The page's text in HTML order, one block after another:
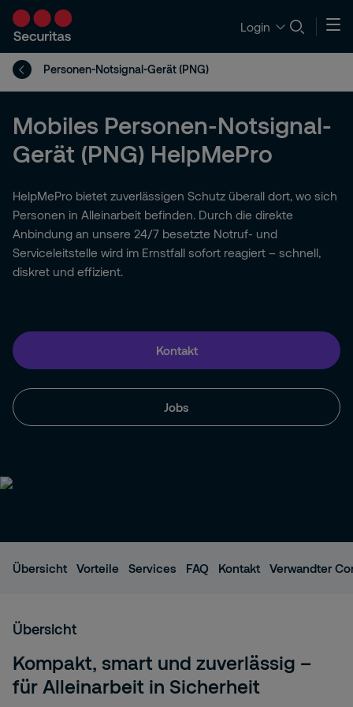
Login
Personen-Notsignal-Gerät (PNG)
Mobiles Personen-Notsignal-
Gerät (PNG) HelpMePro
HelpMePro bietet zuverlässigen Schutz überall dort, wo sich
Personen in Alleinarbeit befinden. Durch die direkte
Anbindung an unsere 24/7 besetzte Notruf- und
Serviceleitstelle wird im Ernstfall sofort reagiert – schnell,
diskret und effizient.
Kontakt
Jobs
Übersicht Vorteile Services FAQ Kontakt Verwandter
Übersicht
Kompakt, smart und zuverlässig –
für Alleinarbeit in Sicherheit